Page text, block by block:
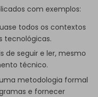
com exemplos:
todos os contextos
tecnológicas.
de seguir e ler, mesmo
técnico.
metodologia formal
e fornecer